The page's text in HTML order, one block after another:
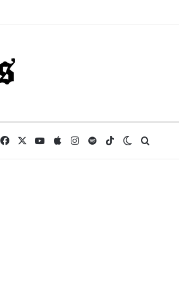
FacebookYouTube
AppleInstagram
SpotifyTikTokSwitch skin